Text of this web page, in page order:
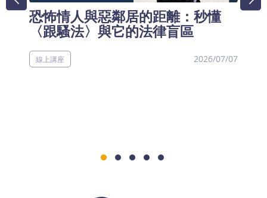
恐怖情人與惡鄰居的距離：秒懂
〈跟騷法〉與它的法律盲區
線上講座 2026/07/07